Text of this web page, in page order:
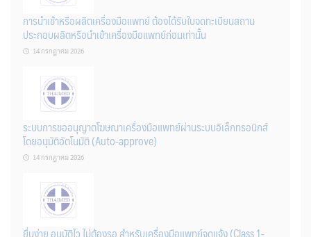
การนำเข้าหรือผลิตเครื่องมือแพทย์ ต้องได้รับใบจดทะเบียนสถาน
ประกอบผลิตหรือนำเข้าเครื่องมือแพทย์ก่อนเท่านั้น
14 กรกฎาคม 2026
ระบบการขออนุญาตโฆษณาเครื่องมือแพทย์ผ่านระบบอิเล็กทรอนิกส์
โดยอนุมัติอัตโนมัติ (Auto-approve)
14 กรกฎาคม 2026
ยื่นง่าย อนุมัติไว ไม่ต้องรอ สำหรับเครื่องมือแพทย์จดแจ้ง (Class 1-